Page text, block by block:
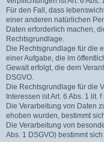
Für den Fall, dass
einer anderen natürlichen
Daten erforderlich machen,
Rechtsgrundlage.
Die Rechtsgrundlage für die
einer Aufgabe, die im
Gewalt erfolgt, die dem
DSGVO.
Die Rechtsgrundlage für die
Interessen ist Art. 6 Abs. 1 lit. f
Die Verarbeitung von Daten
ehoben wurden, bestimmt
Die Verarbeitung von
Abs. 1 DSGVO) bestimmt